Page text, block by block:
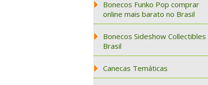
Bonecos Funko Pop comprar
online mais barato no Brasil
Bonecos Sideshow Collectibles
Brasil
Canecas Temáticas